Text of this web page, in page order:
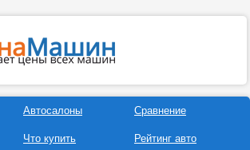
Автосалоны
Что купить
Сравнение
Рейтинг авто